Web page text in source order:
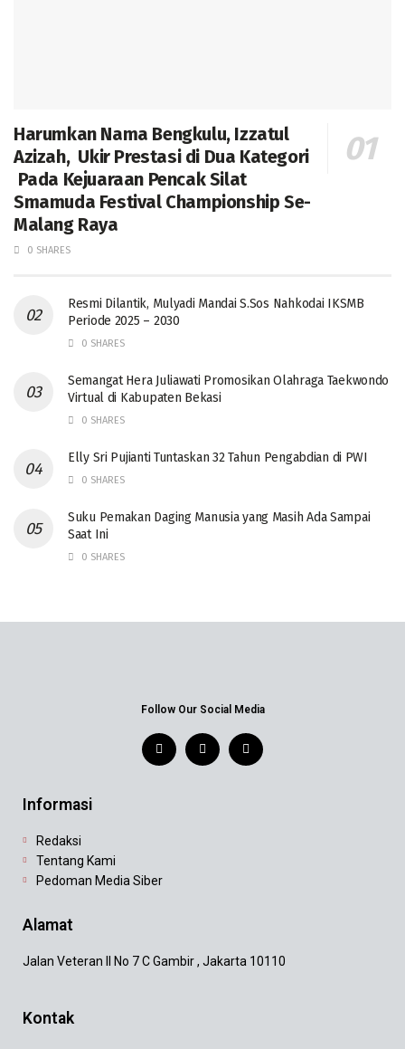
Harumkan Nama Bengkulu, Izzatul
Azizah, Ukir Prestasi di Dua Kategori
Pada Kejuaraan Pencak Silat
Smamuda Festival Championship Se-
Malang Raya
0 SHARES
Resmi Dilantik, Mulyadi Mandai S.Sos Nahkodai IKSMB
Periode 2025 – 2030
0 SHARES
Semangat Hera Juliawati Promosikan Olahraga Taekwondo
Virtual di Kabupaten Bekasi
0 SHARES
Elly Sri Pujianti Tuntaskan 32 Tahun Pengabdian di PWI
0 SHARES
‎Suku Pemakan Daging Manusia yang Masih Ada Sampai
Saat Ini
0 SHARES
Follow Our Social Media
Informasi
Redaksi
Tentang Kami
Pedoman Media Siber
Alamat
Jalan Veteran II No 7 C Gambir , Jakarta 10110
Kontak